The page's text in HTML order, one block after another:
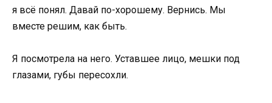
я всё понял. Давай по-хорошему. Вернись. Мы
вместе решим, как быть.
Я посмотрела на него. Уставшее лицо, мешки под
глазами, губы пересохли.